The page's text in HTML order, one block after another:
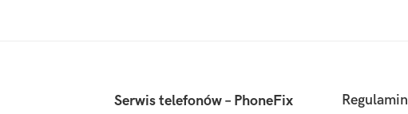
Serwis telefonów – PhoneFix
Regulamin